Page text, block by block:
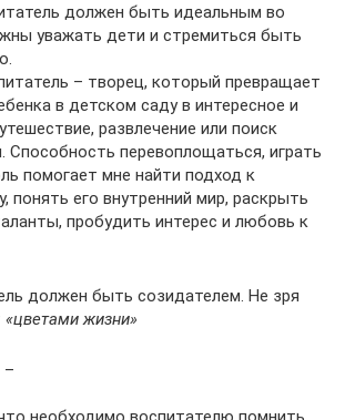
должен быть идеальным во
уважать дети и стремиться быть
– творец, который превращает
в детском саду в интересное и
развлечение или поиск
Способность перевоплощаться, играть
помогает мне найти подход к
понять его внутренний мир, раскрыть
пробудить интерес и любовь к
должен быть созидателем. Не зря
«цветами жизни»
–